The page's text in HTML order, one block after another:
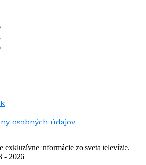
osobných údajov
exkluzívne informácie zo sveta televízie.
- 2026